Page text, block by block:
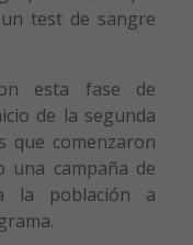
test de sangre
esta fase de
de la segunda
que comenzaron
una campaña de
la población a